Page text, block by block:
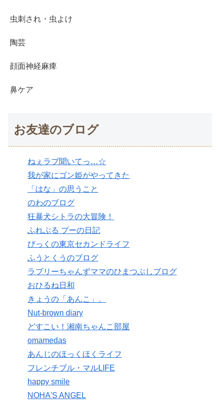
虫刺され・虫よけ
陶芸
顔面神経麻痺
鼻ケア
お友達のブログ
ねぇラブ聞いてっ…☆
我が家にゴン姫がやってきた
「はな」の思うこと
のわのブログ
狂暴犬シトラの大冒険！
ふれぶる プーの日記
びっくの東京セカンドライフ
ふうとくうのブログ
ラブリーちゃんずママのひまつぶしブログ
おひるね日和
きょうの「あんこ」。
Nut-brown diary
どすこい！湘南ちゃんこ部屋
omamedas
あんじのほっくほくライフ
フレンチブル・マルLIFE
happy smile
NOHA'S ANGEL